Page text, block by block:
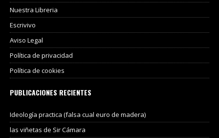
Nuestra Libreria
Escrivivo
Aviso Legal
Política de privacidad
Política de cookies
PUBLICACIONES RECIENTES
Ideología practica (falsa cual euro de madera)
las viñetas de Sir Cámara